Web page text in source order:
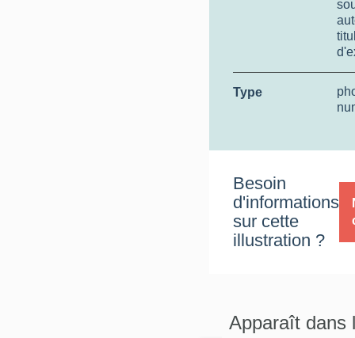
Type
Besoin
d'informations
sur cette
illustration ?
Apparaît dans